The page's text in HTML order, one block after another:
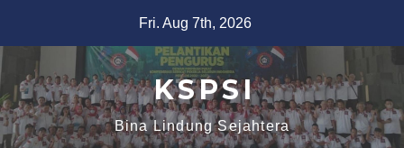
Fri. Aug 7th, 2026
K S P S I
Bina Lindung Sejahtera